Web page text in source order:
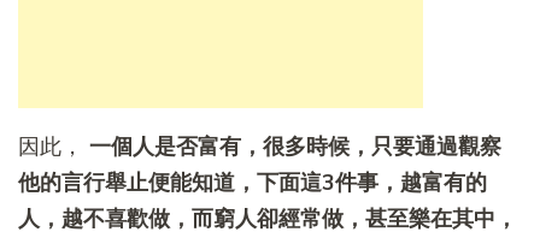
因此， 一個人是否富有，很多時候，只要通過觀察
他的言行舉止便能知道，下面這3件事，越富有的
人，越不喜歡做，而窮人卻經常做，甚至樂在其中，